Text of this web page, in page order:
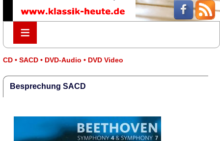
≡
≡
CD • SACD • DVD-Audio • DVD Video
Besprechung SACD